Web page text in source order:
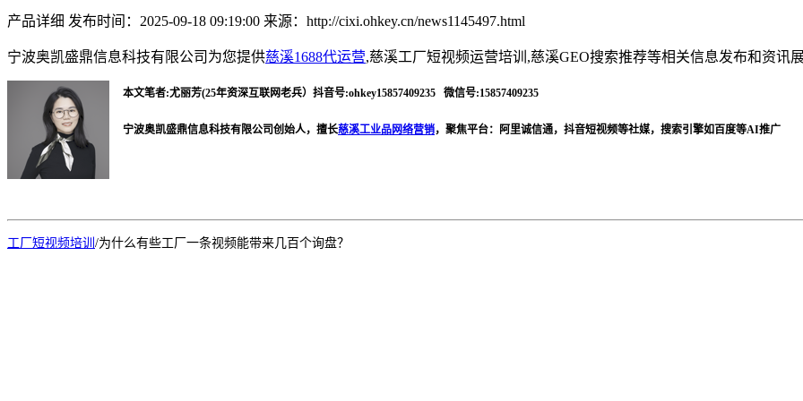
产品详细 发布时间：2025-09-18 09:19:00 来源：http://cixi.ohkey.cn/news1145497.html
宁波奥凯盛鼎信息科技有限公司为您提供慈溪1688代运营,慈溪工厂短视频运营培训,慈溪GEO搜索推荐等相关信息发布和资讯
本文笔者:尤丽芳(25年资深互联网老兵） 抖音号:ohkey15857409235 微信号:15857409235
宁波奥凯盛鼎信息科技有限公司创始人，擅长慈溪工业品网络营销，聚焦平台：阿里诚信通，抖音短视频等社媒，搜索引擎如百度等AI推广
工厂短视频培训 /为什么有些工厂一条视频能带来几百个询盘？